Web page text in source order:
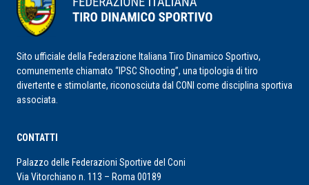
Sito ufficiale della Federazione Italiana Tiro Dinamico Sportivo,
comunemente chiamato “IPSC Shooting”, una tipologia di tiro
divertente e stimolante, riconosciuta dal CONI come disciplina sportiva
associata.
CONTATTI
Palazzo delle Federazioni Sportive del Coni
Via Vitorchiano n. 113 – Roma 00189